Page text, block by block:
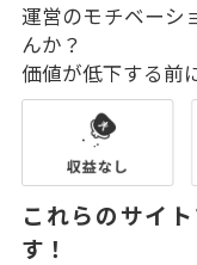
運営のモチベーシ
んか？
価値が低下する前
これらのサイ
す！